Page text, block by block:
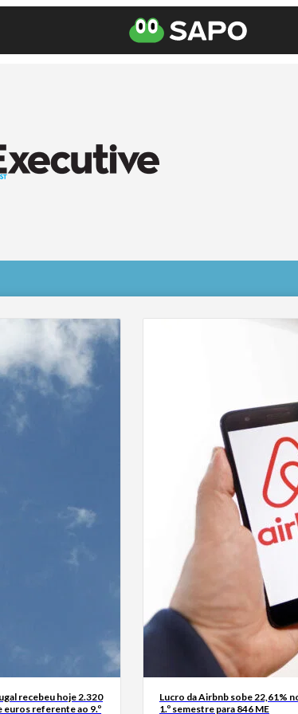
recebeu hoje 2.320
euros referente ao 9.º
Lucro da Airbnb sobe 22,61%
1.º semestre para 846 ME